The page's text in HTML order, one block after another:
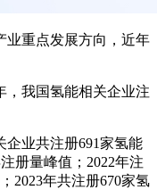
业重点发展方向，近年
，我国氢能相关企业注
企业共注册691家氢能
册量峰值；2022年注
2023年共注册670家氢